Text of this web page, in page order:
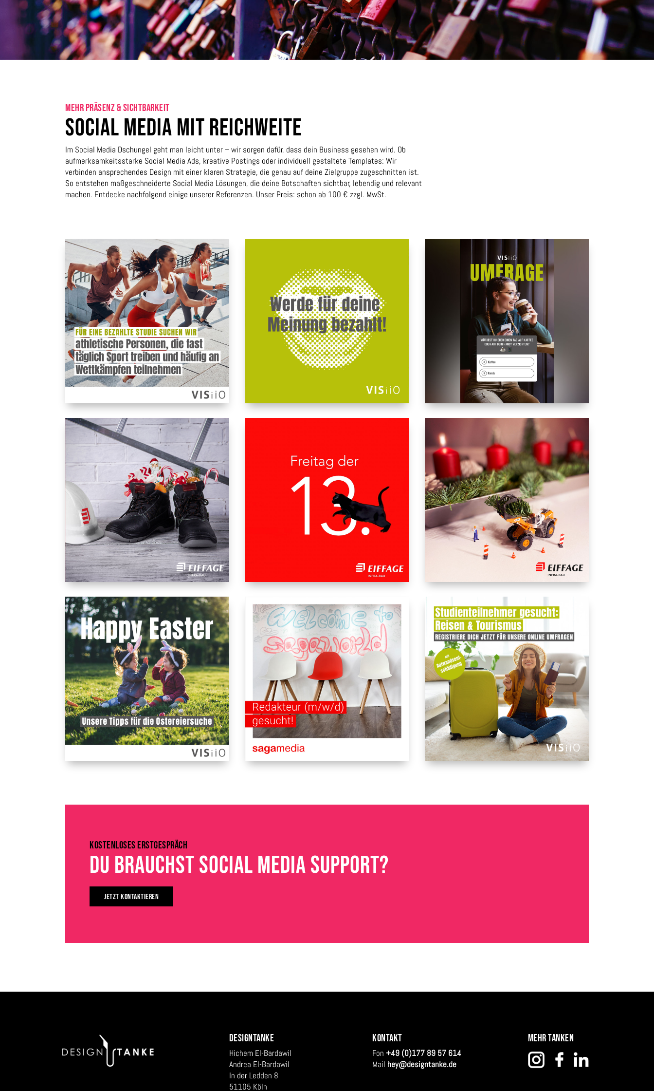
MEHR PRÄSENZ & SICHTBARKEIT
SOCIAL MEDIA MIT REICHWEITE
Im Social Media Dschungel geht man leicht unter – wir sorgen dafür, dass dein Business gesehen wird. Ob
aufmerksamkeitsstarke Social Media Ads, kreative Postings oder individuell gestaltete Templates: Wir
verbinden ansprechendes Design mit einer klaren Strategie, die genau auf deine Zielgruppe zugeschnitten ist.
So entstehen maßgeschneiderte Social Media Lösungen, die deine Botschaften sichtbar, lebendig und relevant
machen. Entdecke nachfolgend einige unserer Referenzen. Unser Preis: schon ab 100 € zzgl. MwSt.
KOSTENLOSES ERSTGESPRÄCH
DU BRAUCHST SOCIAL MEDIA SUPPORT?
JETZT KONTAKTIEREN
DESIGNTANKE
Hichem El-Bardawil
Andrea El-Bardawil
In der Ledden 8
51105 Köln
KONTAKT
Fon+49 (0)177 89 57 614
Mail hey@designtanke.de
MEHR TANKEN